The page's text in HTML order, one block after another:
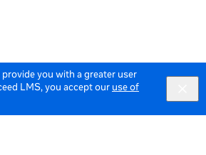
provide you with a greater user
LMS, you accept our use of